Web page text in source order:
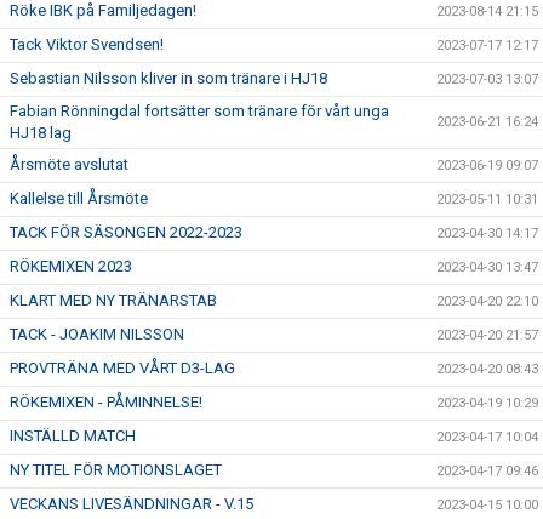
Röke IBK på Familjedagen! 2023-08-14 21:15
Tack Viktor Svendsen! 2023-07-17 12:17
Sebastian Nilsson kliver in som tränare i HJ18 2023-07-03 13:07
Fabian Rönningdal fortsätter som tränare för vårt unga
HJ18 lag
2023-06-21 16:24
Årsmöte avslutat 2023-06-19 09:07
Kallelse till Årsmöte 2023-05-11 10:31
TACK FÖR SÄSONGEN 2022-2023 2023-04-30 14:17
RÖKEMIXEN 2023 2023-04-30 13:47
KLART MED NY TRÄNARSTAB 2023-04-20 22:10
TACK - JOAKIM NILSSON 2023-04-20 21:57
PROVTRÄNA MED VÅRT D3-LAG 2023-04-20 08:43
RÖKEMIXEN - PÅMINNELSE! 2023-04-19 10:29
INSTÄLLD MATCH 2023-04-17 10:04
NY TITEL FÖR MOTIONSLAGET 2023-04-17 09:46
VECKANS LIVESÄNDNINGAR - V.15 2023-04-15 10:00